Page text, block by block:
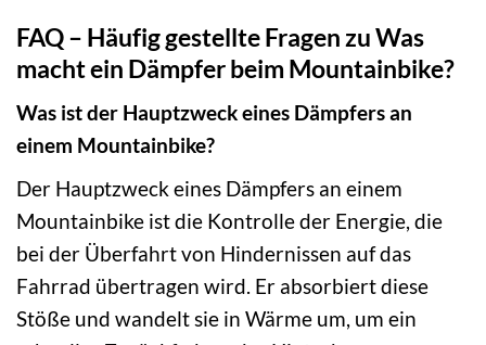
FAQ – Häufig gestellte Fragen zu Was
macht ein Dämpfer beim Mountainbike?
Was ist der Hauptzweck eines Dämpfers an
einem Mountainbike?
Der Hauptzweck eines Dämpfers an einem
Mountainbike ist die Kontrolle der Energie, die
bei der Überfahrt von Hindernissen auf das
Fahrrad übertragen wird. Er absorbiert diese
Stöße und wandelt sie in Wärme um, um ein